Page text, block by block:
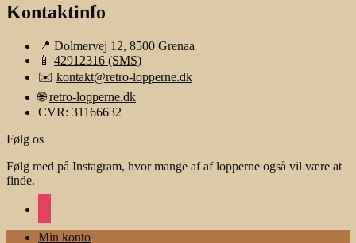
Kontaktinfo
📍 Dolmervej 12, 8500 Grenaa
📱 42912316 (SMS)
✉️ kontakt@retro-lopperne.dk
🌐retro-lopperne.dk
CVR: 31166632
Følg os
Følg med på Instagram, hvor mange af af lopperne også vil være at
finde.
Min konto